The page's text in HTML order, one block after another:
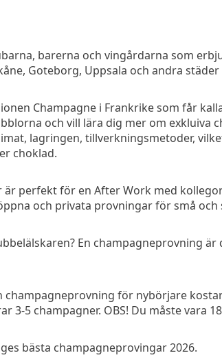
barerna och vingårdarna som
Goteborg, Uppsala och andra städer
Champagne i Frankrike som får
och vill lära dig mer om
lagringen, tillverkningsmetoder,
choklad.
perfekt för en After Work med
och privata provningar för små
En champagneprovning
champagneprovning för nybörjare
3-5 champagner. OBS! Du måste vara
bästa champagneprovingar 2026.